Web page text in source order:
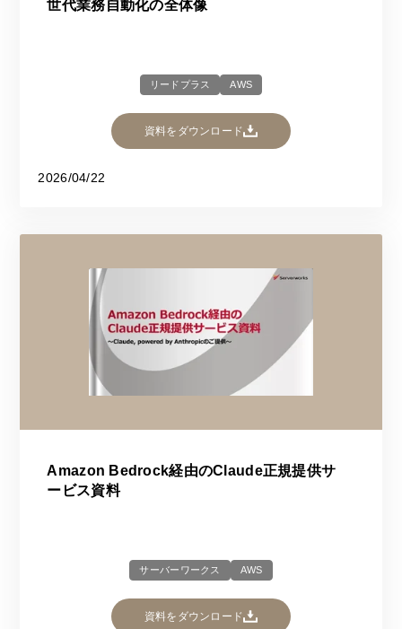
世代業務自動化の全体像
リードプラス AWS
資料をダウンロード
2026/04/22
Amazon Bedrock経由のClaude正規提供サ
ービス資料
サーバーワークス AWS
資料をダウンロード